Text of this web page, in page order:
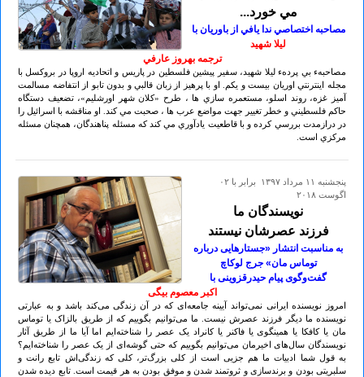
مي خورد...
مصاحبه اختصاصي ندا يافي از باوريان با
ليلا شهيد
ترجمه بهروز عارفي
مصاحبهء بي پردهء ليلا شهيد، سفير پيشين فلسطين در پاريس و اتحاديه اروپا در بروکسل با
مجله اينترنتي اوريان بيست و يکم. او با پرهيز از زبان قالبي و بدون تابو از انتفاضه مسالمت
آميز غزه، روند اسلو، مستعمره سازي ها ، طرح «کلان شهر اورشليم»، تضعيف دستگاه
حاکم فلسطيني و خطر تغيير جهت مواضع عرب ها ، صحبت مي کند. او مناقشه با اسرائيل را
در درازمدت بررسي کرده و با قاطعيت يادآوري مي کند که مسئله پناهندگان، همچنان مسئله
مرکزي است.
پنجشنبه ۱۱ مرداد ۱۳۹۷ برابر با ۰۲
اگوست ۲۰۱۸
نویسندگان ما
فرزند عصرشان نیستند
به مناسبت انتشار «جستارهایی درباره
توماس مان» جرج لوکاچ
گفت‌وگوی پیام حیدرقزوینی با
اکبر معصوم‌ بیگی
امروز نویسنده ایرانی نمی‌تواند آیینه جامعه‌ای که در آن زندگی می‌کند باشد و به عبارتی
نویسنده ما دیگر فرزند عصرش نیست. ما می‌توانیم بگوییم که از طریق بالزاک یا توماس
مان یا کافکا یا همینگوی یا فاکنر یا کانراد یک عصر را شناخته‌ایم اما آیا ما از طریق آثار
نویسندگان سال‌های اخیرمان می‌توانیم بگوییم که حتی گوشه‌ای از یک عصر را شناخته‌ایم؟
به قول شما ادبیات ما هم جزیی است از کلی بزرگ‌تر، کلی که زندگی‌اش تابع رانت و
سلبریتی بودن و برندسازی و ثروتمند شدن و موفق بودن به هر قیمت است. تابع دیده شدن